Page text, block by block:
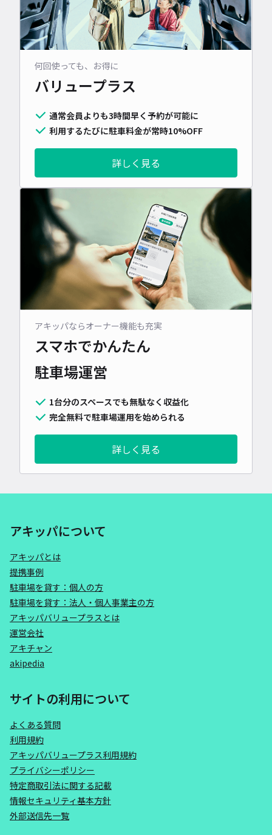
何回使っても、お得に
バリュープラス
通常会員よりも3時間早く予約が可能に
利用するたびに駐車料金が常時10%OFF
詳しく見る
アキッパならオーナー機能も充実
スマホでかんたん
駐車場運営
1台分のスペースでも無駄なく収益化
完全無料で駐車場運用を始められる
詳しく見る
アキッパについて
アキッパとは
提携事例
駐車場を貸す：個人の方
駐車場を貸す：法人・個人事業主の方
アキッパバリュープラスとは
運営会社
アキチャン
akipedia
サイトの利用について
よくある質問
利用規約
アキッパバリュープラス利用規約
プライバシーポリシー
特定商取引法に関する記載
情報セキュリティ基本方針
外部送信先一覧